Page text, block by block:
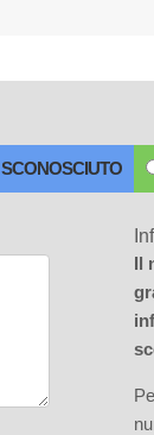
SCONOSCIUTO
Il